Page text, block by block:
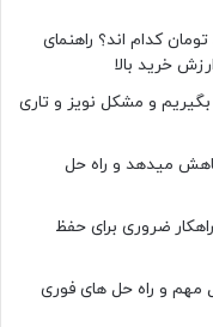
هوشمند زیر ۵ میلیون تومان کدام اند؟ راهنمای
خرید بالا
و مشکل نویز و تاری
میدهد و راه حل
آموزش جلوگیری از هک شدن لپ تاپ؛ 10 راهکار ضروری برای حفظ
شما ناگهان کند می شود؟ ۷ دلیل مهم و راه حل های فوری